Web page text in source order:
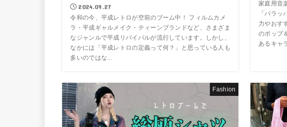
2024.09.27
令和の今、平成レトロが空前のブーム中！ フィルムカメ
ラ・平成ギャルメイク・ティーンブランドなど、さまざま
なジャンルで平成リバイバルが流行しています。しかし、
なかには「平成レトロの定義って何？」と思っている人も
多いのではな...
家庭用音
「パラッ
力やおす
のポップ
あるキャ
Fashion